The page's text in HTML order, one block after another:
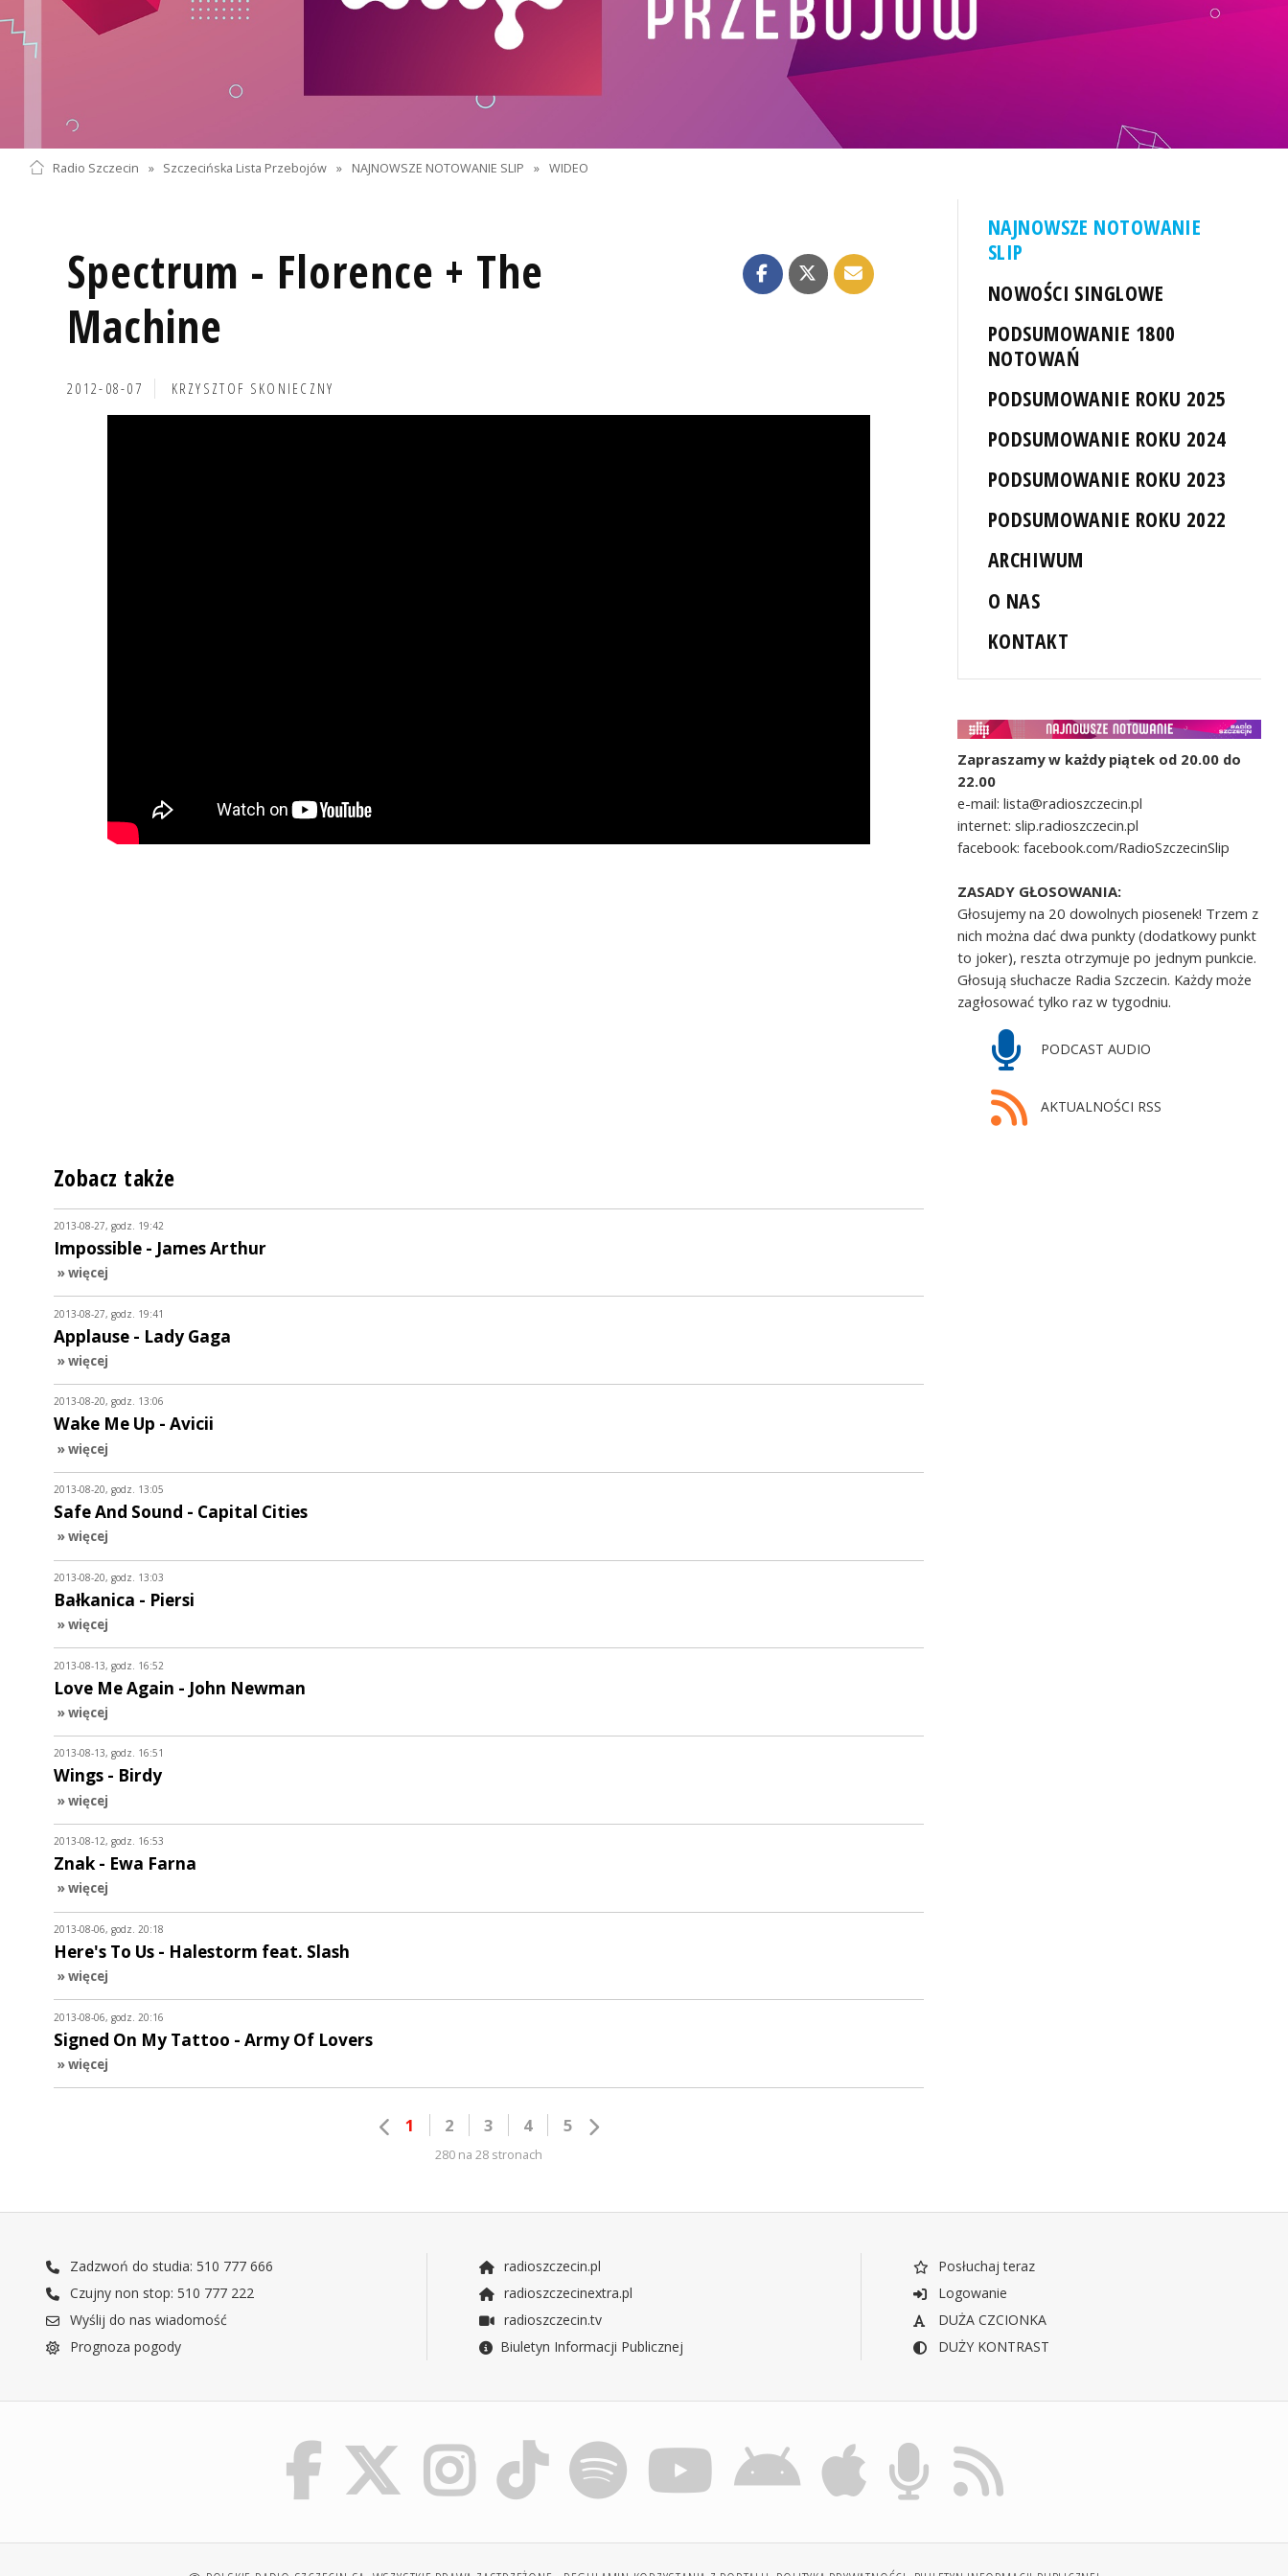
Radio Szczecin » Szczecińska Lista Przebojów » NAJNOWSZE NOTOWANIE SLIP » WIDEO
Spectrum - Florence + The
Machine
2012-08-07 KRZYSZTOF SKONIECZNY
NAJNOWSZE NOTOWANIE
SLIP
NOWOŚCI SINGLOWE
PODSUMOWANIE 1800
NOTOWAŃ
PODSUMOWANIE ROKU 2025
PODSUMOWANIE ROKU 2024
PODSUMOWANIE ROKU 2023
PODSUMOWANIE ROKU 2022
ARCHIWUM
O NAS
KONTAKT
Zapraszamy w każdy piątek od 20.00 do
22.00
e-mail: lista@radioszczecin.pl
internet: slip.radioszczecin.pl
facebook: facebook.com/RadioSzczecinSlip
ZASADY GŁOSOWANIA:
Głosujemy na 20 dowolnych piosenek! Trzem z
nich można dać dwa punkty (dodatkowy punkt
to joker), reszta otrzymuje po jednym punkcie.
Głosują słuchacze Radia Szczecin. Każdy może
zagłosować tylko raz w tygodniu.
PODCAST AUDIO
AKTUALNOŚCI RSS
Zobacz także
2013-08-27, godz. 19:42
Impossible - James Arthur
» więcej
2013-08-27, godz. 19:41
Applause - Lady Gaga
» więcej
2013-08-20, godz. 13:06
Wake Me Up - Avicii
» więcej
2013-08-20, godz. 13:05
Safe And Sound - Capital Cities
» więcej
2013-08-20, godz. 13:03
Bałkanica - Piersi
» więcej
2013-08-13, godz. 16:52
Love Me Again - John Newman
» więcej
2013-08-13, godz. 16:51
Wings - Birdy
» więcej
2013-08-12, godz. 16:53
Znak - Ewa Farna
» więcej
2013-08-06, godz. 20:18
Here's To Us - Halestorm feat. Slash
» więcej
2013-08-06, godz. 20:16
Signed On My Tattoo - Army Of Lovers
» więcej
1 2 3 4 5
280 na 28 stronach
Zadzwoń do studia: 510 777 666
Czujny non stop: 510 777 222
Wyślij do nas wiadomość
Prognoza pogody
radioszczecin.pl
radioszczecinextra.pl
radioszczecin.tv
Biuletyn Informacji Publicznej
Posłuchaj teraz
Logowanie
DUŻA CZCIONKA
DUŻY KONTRAST